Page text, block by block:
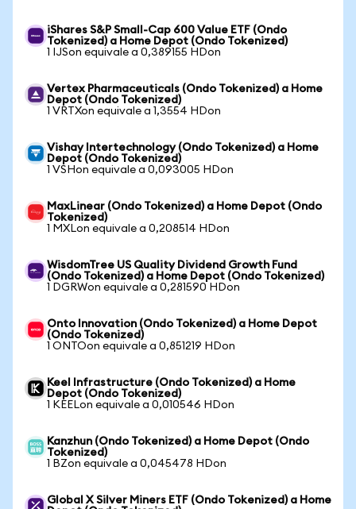
iShares S&P Small-Cap 600 Value ETF (Ondo
Tokenized) a Home Depot (Ondo Tokenized)
1 IJSon equivale a 0,389155 HDon
Vertex Pharmaceuticals (Ondo Tokenized) a Home
Depot (Ondo Tokenized)
1 VRTXon equivale a 1,3554 HDon
Vishay Intertechnology (Ondo Tokenized) a Home
Depot (Ondo Tokenized)
1 VSHon equivale a 0,093005 HDon
MaxLinear (Ondo Tokenized) a Home Depot (Ondo
Tokenized)
1 MXLon equivale a 0,208514 HDon
WisdomTree US Quality Dividend Growth Fund
(Ondo Tokenized) a Home Depot (Ondo Tokenized)
1 DGRWon equivale a 0,281590 HDon
Onto Innovation (Ondo Tokenized) a Home Depot
(Ondo Tokenized)
1 ONTOon equivale a 0,851219 HDon
Keel Infrastructure (Ondo Tokenized) a Home
Depot (Ondo Tokenized)
1 KEELon equivale a 0,010546 HDon
Kanzhun (Ondo Tokenized) a Home Depot (Ondo
Tokenized)
1 BZon equivale a 0,045478 HDon
Global X Silver Miners ETF (Ondo Tokenized) a Home